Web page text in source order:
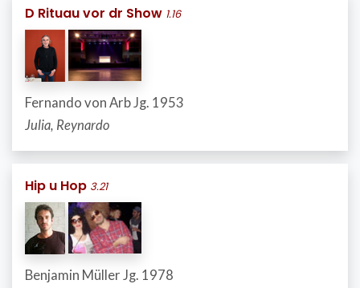
D Rituau vor dr Show 1.16
Fernando von Arb Jg. 1953
Julia, Reynardo
Hip u Hop 3.21
Benjamin Müller Jg. 1978